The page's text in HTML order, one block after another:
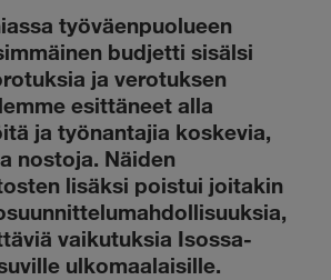
työväenpuolueen
budjetti sisälsi
ja verotuksen
esittäneet alla
ja työnantajia koskevia,
nostoja. Näiden
lisäksi poistui joitakin
vaikutuksia Isossa-
ulkomaalaisille.